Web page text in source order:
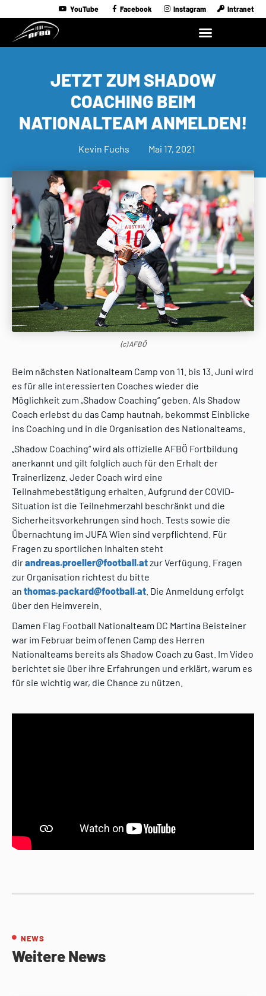
YouTube Facebook Instagram Intranet
JETZT ZUM SHADOW
COACHING BEIM
NATIONALTEAM ANMELDEN!
Kevin Fuchs Mai 17, 2021
(c) AFBÖ
Beim nächsten Nationalteam Camp von 11. bis 13. Juni wird
es für alle interessierten Coaches wieder die
Möglichkeit zum „Shadow Coaching“ geben. Als Shadow
Coach erlebst du das Camp hautnah, bekommst Einblicke
ins Coaching und in die Organisation des Nationalteams.
„Shadow Coaching“ wird als offizielle AFBÖ Fortbildung
anerkannt und gilt folglich auch für den Erhalt der
Trainerlizenz. Jeder Coach wird eine
Teilnahmebestätigung erhalten. Aufgrund der COVID-
Situation ist die Teilnehmerzahl beschränkt und die
Sicherheitsvorkehrungen sind hoch. Tests sowie die
Übernachtung im JUFA Wien sind verpflichtend. Für
Fragen zu sportlichen Inhalten steht
dirandreas.proeller@football.atzur Verfügung. Fragen
zur Organisation richtest du bitte
an thomas.packard@football.at . Die Anmeldung erfolgt
über den Heimverein.
Damen Flag Football Nationalteam DC Martina Beisteiner
war im Februar beim offenen Camp des Herren
Nationalteams bereits als Shadow Coach zu Gast. Im Video
berichtet sie über ihre Erfahrungen und erklärt, warum es
für sie wichtig war, die Chance zu nützen.
NEWS
Weitere News